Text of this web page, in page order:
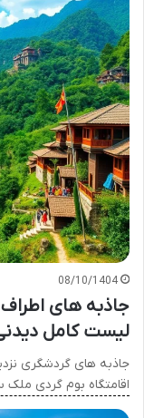
08/10/1404
جاذبه های
لیست کامل
جاذبه های گردشگری
اقامتگاه بوم گردی